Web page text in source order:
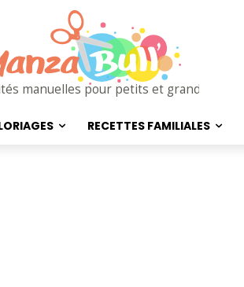
manuelles pour petits et grands
RECETTES FAMILIALES